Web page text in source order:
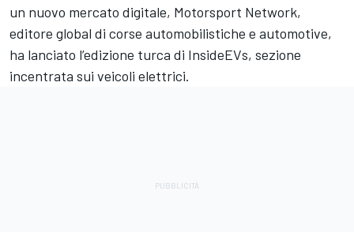
un nuovo mercato digitale, Motorsport Network,
editore global di corse automobilistiche e automotive,
ha lanciato l’edizione turca di InsideEVs, sezione
incentrata sui veicoli elettrici.